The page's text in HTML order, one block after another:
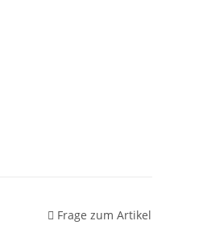
Frage zum Artikel